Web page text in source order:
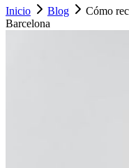
Inicio Blog
Cómo
Barcelona